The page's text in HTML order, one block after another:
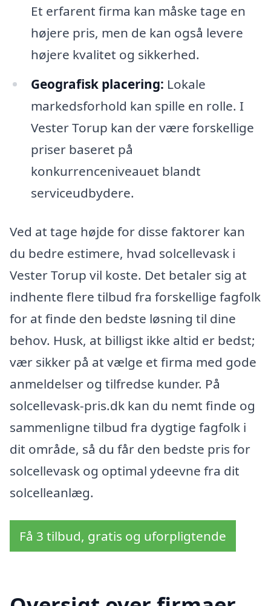
Et erfarent firma kan måske tage en
højere pris, men de kan også levere
højere kvalitet og sikkerhed.
Geografisk placering: Lokale
markedsforhold kan spille en rolle. I
Vester Torup kan der være forskellige
priser baseret på
konkurrenceniveauet blandt
serviceudbydere.
Ved at tage højde for disse faktorer kan
du bedre estimere, hvad solcellevask i
Vester Torup vil koste. Det betaler sig at
indhente flere tilbud fra forskellige fagfolk
for at finde den bedste løsning til dine
behov. Husk, at billigst ikke altid er bedst;
vær sikker på at vælge et firma med gode
anmeldelser og tilfredse kunder. På
solcellevask-pris.dk kan du nemt finde og
sammenligne tilbud fra dygtige fagfolk i
dit område, så du får den bedste pris for
solcellevask og optimal ydeevne fra dit
solcelleanlæg.
Få 3 tilbud, gratis og uforpligtende